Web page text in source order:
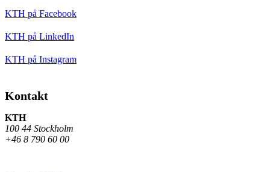
KTH på Facebook
KTH på LinkedIn
KTH på Instagram
Kontakt
KTH
100 44 Stockholm
+46 8 790 60 00